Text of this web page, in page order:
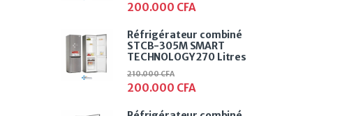
200.000 CFA
Réfrigérateur combiné
STCB-305M SMART
TECHNOLOGY 270 Litres
200.000 CFA
210.000CFA